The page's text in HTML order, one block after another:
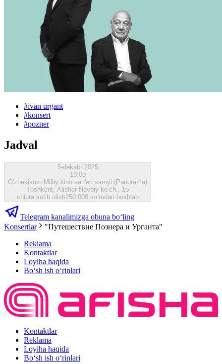
#ivan urgant
#konsert
#pozner
Jadval
5-dekabr 2025
19:00
O'zbekiston Milliy kino san'ati saroyi (Panorama)
Toshkent, Alisher Navoiy ko‘ch., 15
chipta sotib olish250 000 so‘mdan boshlab
Telegram kanalimizga obuna bo‘ling
Konsertlar
"Путешествие Познера и Урганта"
Reklama
Kontaktlar
Loyiha haqida
Bo‘sh ish o‘rinlari
Kontaktlar
Reklama
Loyiha haqida
Bo‘sh ish o‘rinlari